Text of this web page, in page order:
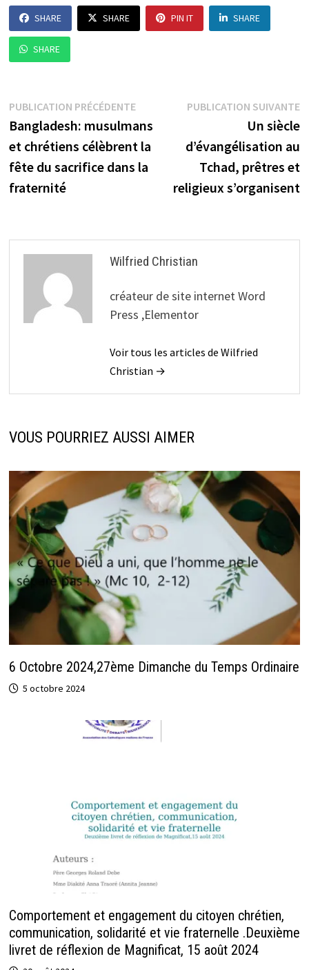
SHARE SHARE PIN IT SHARE
SHARE
Navigation
de
l’article
PUBLICATION PRÉCÉDENTEPublication
précédente :
Bangladesh: musulmans
et chrétiens célèbrent la
fête du sacrifice dans la
fraternité
PUBLICATION SUIVANTE
Un siècle
d’évangélisation au
Tchad, prêtres et
religieux s’organisent
Wilfried Christian
créateur de site internet Word
Press ,Elementor
Voir tous les articles de Wilfried
Christian →
VOUS POURRIEZ AUSSI AIMER
6 Octobre 2024,27ème Dimanche du Temps Ordinaire
5 octobre 2024
Comportement et engagement du citoyen chrétien,
communication, solidarité et vie fraternelle .Deuxième
livret de réflexion de Magnificat, 15 août 2024